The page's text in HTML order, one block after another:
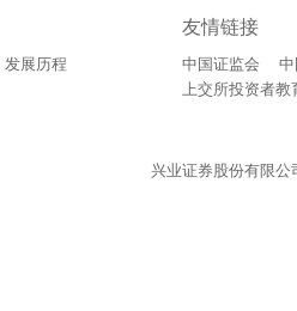
发展历程
友情链接
中国证监会
上交所投资者教
兴业证券股份有限